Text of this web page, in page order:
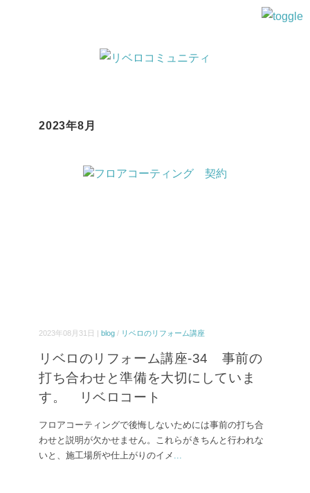
2023年8月
2023年08月31日 | blog / リベロのリフォーム講座
リベロのリフォーム講座-34 事前の
打ち合わせと準備を大切にしていま
す。 リベロコート
フロアコーティングで後悔しないためには事前の打ち合
わせと説明が欠かせません。これらがきちんと行われな
いと、施工場所や仕上がりのイメ ...